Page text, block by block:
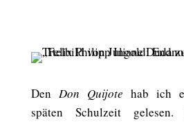
Den Don Quijote hab ich
späten Schulzeit